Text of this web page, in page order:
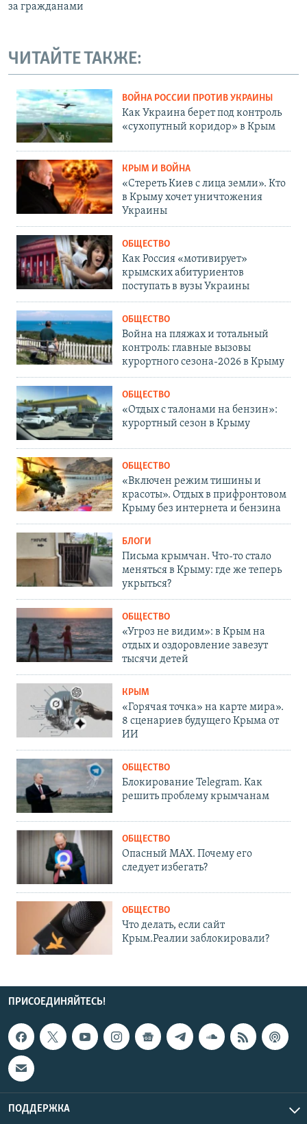
за гражданами
ЧИТАЙТЕ ТАКЖЕ:
ВОЙНА РОССИИ ПРОТИВ УКРАИНЫ
Как Украина берет под контроль
«сухопутный коридор» в Крым
КРЫМ И ВОЙНА
«Стереть Киев с лица земли». Кто
в Крыму хочет уничтожения
Украины
ОБЩЕСТВО
Как Россия «мотивирует»
крымских абитуриентов
поступать в вузы Украины
ОБЩЕСТВО
Война на пляжах и тотальный
контроль: главные вызовы
курортного сезона-2026 в Крыму
ОБЩЕСТВО
«Отдых с талонами на бензин»:
курортный сезон в Крыму
ОБЩЕСТВО
«Включен режим тишины и
красоты». Отдых в прифронтовом
Крыму без интернета и бензина
БЛОГИ
Письма крымчан. Что-то стало
меняться в Крыму: где же теперь
укрыться?
ОБЩЕСТВО
«Угроз не видим»: в Крым на
отдых и оздоровление завезут
тысячи детей
КРЫМ
«Горячая точка» на карте мира».
8 сценариев будущего Крыма от
ИИ
ОБЩЕСТВО
Блокирование Telegram. Как
решить проблему крымчанам
ОБЩЕСТВО
Опасный MAX. Почему его
следует избегать?
ОБЩЕСТВО
Что делать, если сайт
Крым.Реалии заблокировали?
ПРИСОЕДИНЯЙТЕСЬ!
ПОДДЕРЖКА